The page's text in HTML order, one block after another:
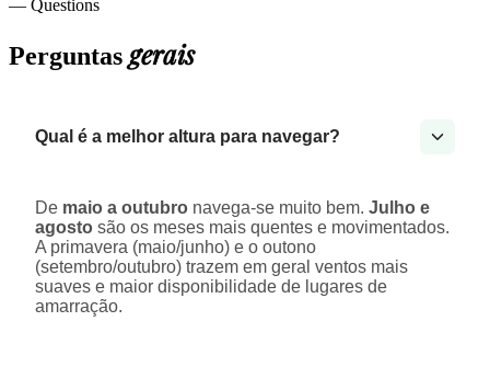
— Questions
Perguntasgerais
Qual é a melhor altura para navegar?
De maio a outubro navega-se muito bem. Julho e
agosto são os meses mais quentes e movimentados.
A primavera (maio/junho) e o outono
(setembro/outubro) trazem em geral ventos mais
suaves e maior disponibilidade de lugares de
amarração.